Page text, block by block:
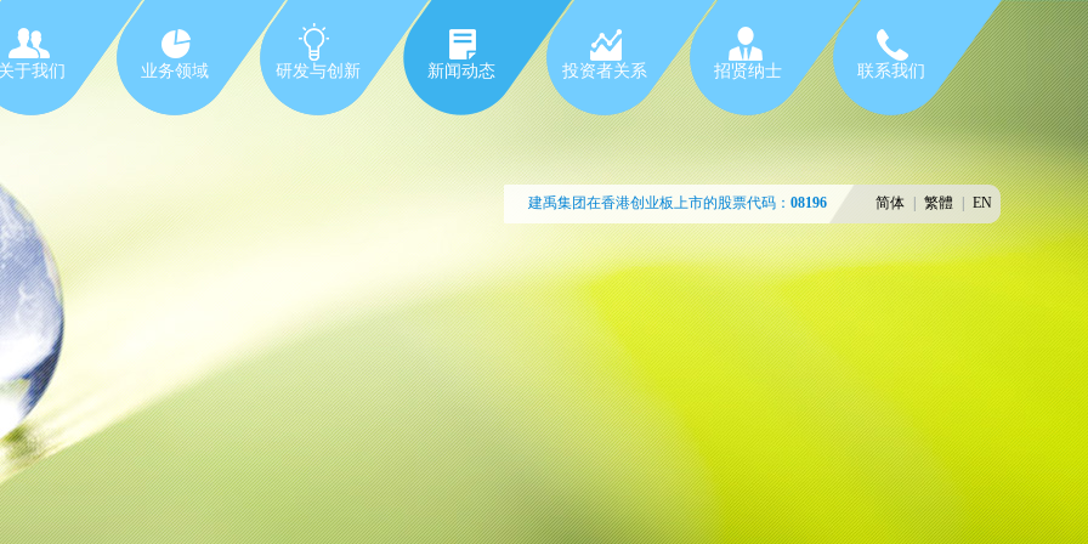
建禹集团在香港创业板上市的股票代码： 08196 简体 繁體 EN
于我们 业务领域 研发与创新 新闻动态 投资者关系 招贤纳士 联系我们